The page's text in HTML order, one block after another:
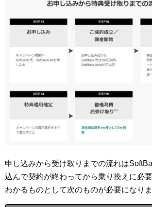
申し込みから受け取りまでの流れは
込んで契約が終わってから乗り換えに必
わかるものとして次のものが必要になりま